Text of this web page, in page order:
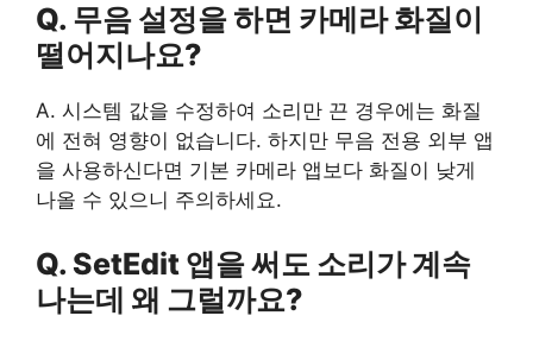
Q. 무음 설정을 하면 카메라 화질이
떨어지나요?
A. 시스템 값을 수정하여 소리만 끈 경우에는 화질
에 전혀 영향이 없습니다. 하지만 무음 전용 외부 앱
을 사용하신다면 기본 카메라 앱보다 화질이 낮게
나올 수 있으니 주의하세요.
Q. SetEdit 앱을 써도 소리가 계속
나는데 왜 그럴까요?